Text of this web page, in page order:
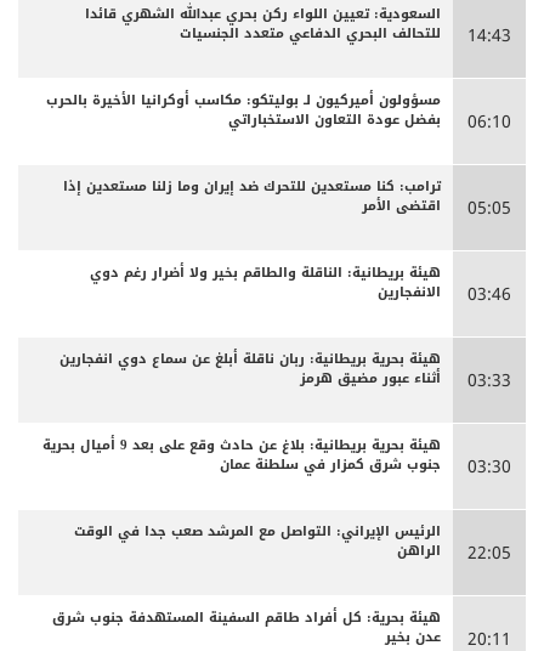
14:43
السعودية: تعيين اللواء ركن بحري عبدالله الشهري قائدا
للتحالف البحري الدفاعي متعدد الجنسيات
06:10
مسؤولون أميركيون لـ بوليتكو: مكاسب أوكرانيا الأخيرة بالحرب
بفضل عودة التعاون الاستخباراتي
05:05
ترامب: كنا مستعدين للتحرك ضد إيران وما زلنا مستعدين إذا
اقتضى الأمر
03:46
هيئة بريطانية: الناقلة والطاقم بخير ولا أضرار رغم دوي
الانفجارين
03:33
هيئة بحرية بريطانية: ربان ناقلة أبلغ عن سماع دوي انفجارين
أثناء عبور مضيق هرمز
03:30
هيئة بحرية بريطانية: بلاغ عن حادث وقع على بعد 9 أميال بحرية
جنوب شرق كمزار في سلطنة عمان
22:05
الرئيس الإيراني: التواصل مع المرشد صعب جدا في الوقت
الراهن
20:11
هيئة بحرية: كل أفراد طاقم السفينة المستهدفة جنوب شرق
عدن بخير